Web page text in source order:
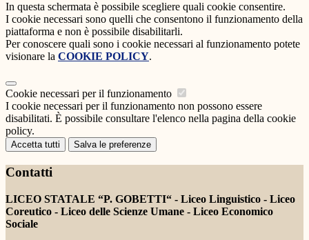
In questa schermata è possibile scegliere quali cookie consentire.
I cookie necessari sono quelli che consentono il funzionamento della
piattaforma e non è possibile disabilitarli.
Per conoscere quali sono i cookie necessari al funzionamento potete
visionare la COOKIE POLICY.
Cookie necessari per il funzionamento
I cookie necessari per il funzionamento non possono essere
disabilitati. È possibile consultare l'elenco nella pagina della cookie
policy.
Accetta tutti Salva le preferenze
Contatti
LICEO STATALE “P. GOBETTI“ - Liceo Linguistico - Liceo
Coreutico - Liceo delle Scienze Umane - Liceo Economico
Sociale